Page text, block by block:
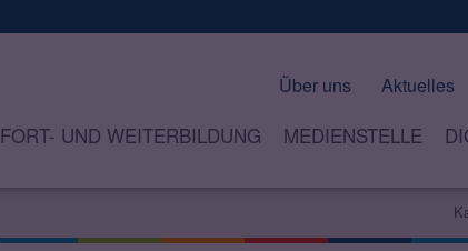
Über uns Aktuelles
FORT- UND WEITERBILDUNG MEDIENSTELLE